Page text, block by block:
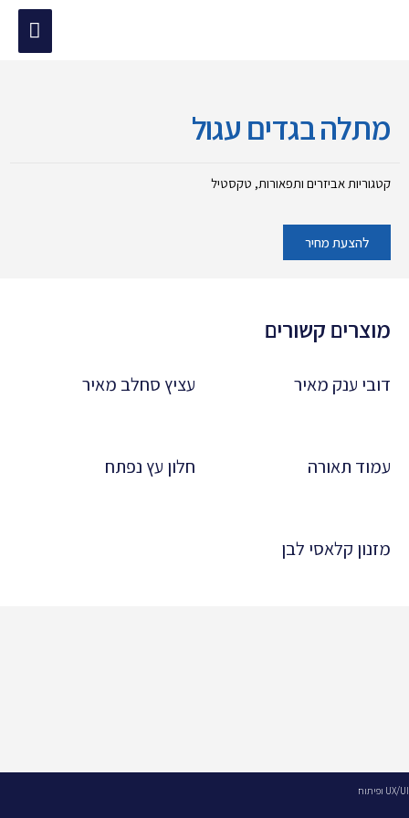
ראשי
מתלה בגדים עגול
קטגוריות אביזרים ותפאורות, טקסטיל
להצעת מחיר
מוצרים קשורים
דובי ענק מאיר עציץ סחלב מאיר
עמוד תאורה חלון עץ נפתח
מזנון קלאסי לבן
UX/UI ופיתוח